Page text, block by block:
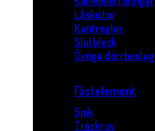
Låskistor
Kantreglar
Slutbleck
Övriga dörrbeslag
Fästelement
Spik
Träskruv